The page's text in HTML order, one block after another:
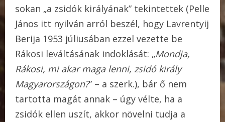
sokan „a zsidók királyának” tekintettek (Pelle
János itt nyilván arról beszél, hogy Lavrentyij
Berija 1953 júliusában ezzel vezette be
Rákosi leváltásának indoklását: „Mondja,
Rákosi, mi akar maga lenni, zsidó király
Magyarországon?” – a szerk.), bár ő nem
tartotta magát annak – úgy vélte, ha a
zsidók ellen uszít, akkor növelni tudja a